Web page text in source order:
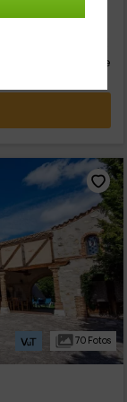
persona y noche
70 Fotos